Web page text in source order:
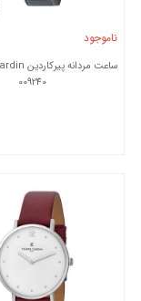
ناموجود
009240